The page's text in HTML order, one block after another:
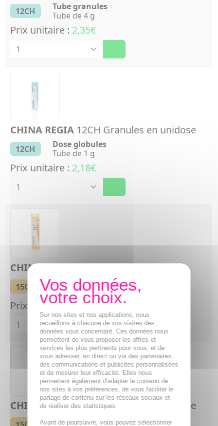
12CH
Tube granules
Tube de 4 g
Prix unitaire : 2,35€
CHINA REGIA 12CH Granules en unidose
12CH
Dose globules
Tube de 1 g
Prix unitaire : 2,18€
CHINA REGIA15CH Granules
15CH
Tube granules
Tube de 4 g
Prix unitaire :2,35€
Quantité
CHINA REGIA15CH Granules en unidose
Dose globules
Sur nos sites et nos applications, nous
recueillons à chacune de vos visites des
données vous concernant. Ces données nous
permettent de vous proposer les offres et
services les plus pertinents pour vous, et de
vous adresser, en direct ou via des partenaires,
des communications et publicités personnalisées
et de mesurer leur efficacité. Elles nous
permettent également d'adapter le contenu de
nos sites à vos préférences, de vous faciliter le
partage de contenu sur les réseaux sociaux et
de réaliser des statistiques
Avant de poursuivre, vous pouvez sélectionner